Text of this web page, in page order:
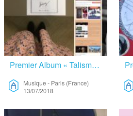
Premier Album « Talisman » – Juillet 2018 – Musique
Musique- Paris (France)
13/07/2018